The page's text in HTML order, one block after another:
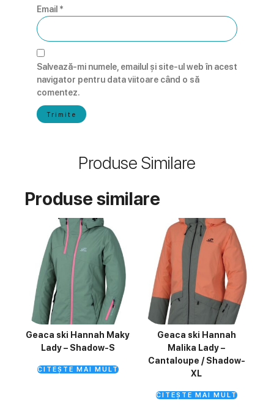
Email *
Salvează-mi numele, emailul și site-ul web în acest
navigator pentru data viitoare când o să
comentez.
Produse Similare
Produse similare
Geaca ski Hannah Maky
Lady – Shadow-S
CITEȘTE MAI MULT
Geaca ski Hannah
Malika Lady –
Cantaloupe / Shadow-
XL
CITEȘTE MAI MULT